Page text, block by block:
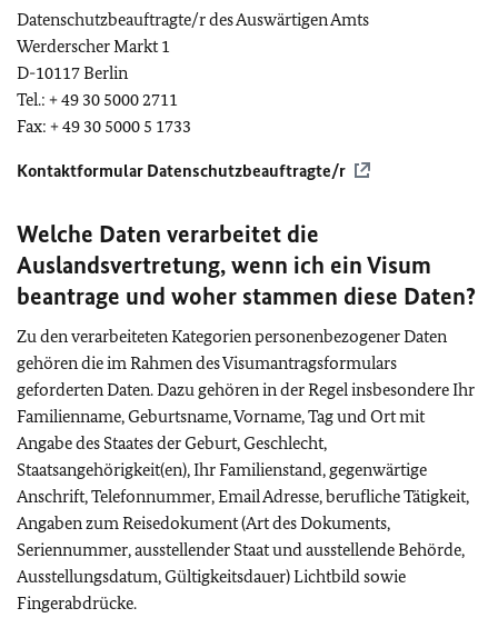
Datenschutzbeauftragte/r des Auswärtigen Amts
Werderscher Markt 1
D-10117 Berlin
Tel.: + 49 30 5000 2711
Fax: + 49 30 5000 5 1733
Kontaktformular Datenschutzbeauftragte/r
Welche Daten verarbeitet die
Auslandsvertretung, wenn ich ein Visum
beantrage und woher stammen diese Daten?
Zu den verarbeiteten Kategorien personenbezogener Daten
gehören die im Rahmen des Visumantragsformulars
geforderten Daten. Dazu gehören in der Regel insbesondere Ihr
Familienname, Geburtsname, Vorname, Tag und Ort mit
Angabe des Staates der Geburt, Geschlecht,
Staatsangehörigkeit(en), Ihr Familienstand, gegenwärtige
Anschrift, Telefonnummer, Email Adresse, berufliche Tätigkeit,
Angaben zum Reisedokument (Art des Dokuments,
Seriennummer, ausstellender Staat und ausstellende Behörde,
Ausstellungsdatum, Gültigkeitsdauer) Lichtbild sowie
Fingerabdrücke.